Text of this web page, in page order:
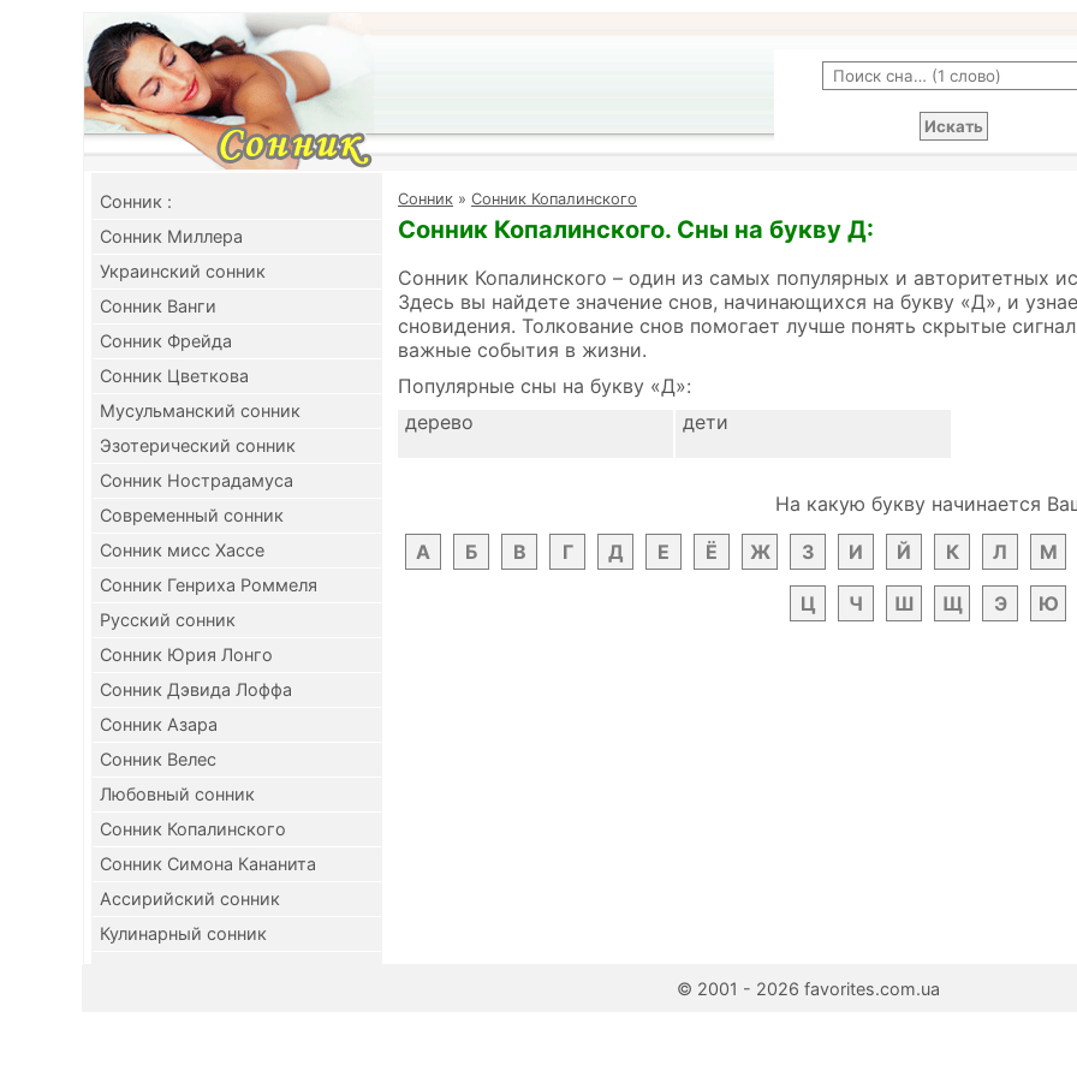
Cонник :
Сонник Миллера
Украинский сонник
Сонник Ванги
Сонник Фрейда
Сонник Цветкова
Мусульманский сонник
Эзотерический сонник
Сонник Нострадамуса
Современный сонник
Сонник мисс Хассе
Сонник Генриха Роммеля
Русский сонник
Сонник Юрия Лонго
Сонник Дэвида Лоффа
Сонник Азара
Сонник Велес
Любовный сонник
Сонник Копалинского
Сонник Симона Кананита
Ассирийский сонник
Кулинарный сонник
Cонник » Сонник Копалинского
Сонник Копалинского. Сны на букву Д:
Сонник Копалинского – один из самых популярных и авторитетных
Здесь вы найдете значение снов, начинающихся на букву «Д», и
сновидения. Толкование снов помогает лучше понять скрытые
важные события в жизни.
Популярные сны на букву «Д»:
дерево
дети
На какую букву начинается
А
Б В Г Д Е Ё Ж З И Й К Л М
Ц Ч Ш Щ Э Ю
© 2001 - 2026 favorites.com.ua